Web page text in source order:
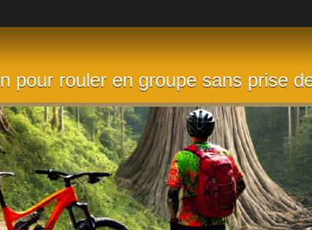
pour rouler en groupe sans prise